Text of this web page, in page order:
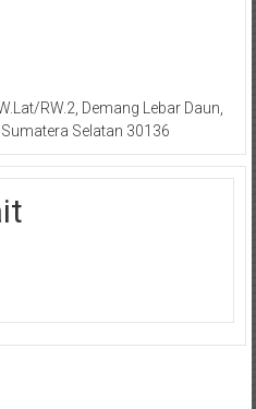
RW.2, Demang Lebar Daun,
Selatan 30136